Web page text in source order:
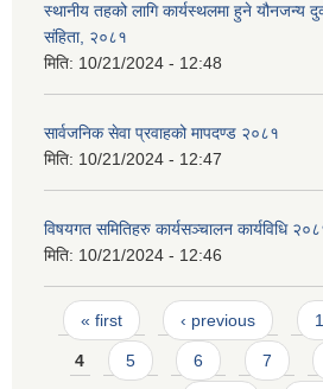
स्थानीय तहको लागि कार्यस्थलमा हुने यौनजन्य
संहिता, २०८१
मिति: 10/21/2024 - 12:48
सार्वजनिक सेवा प्रवाहको मापदण्ड २०८१
मिति: 10/21/2024 - 12:47
विषयगत समितिहरु कार्यसञ्चालन कार्यविधि
मिति: 10/21/2024 - 12:46
Pages
« first ‹ previous 1
4 5 6 7